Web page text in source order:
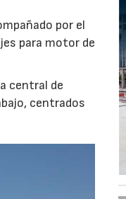
por el
para motor de
central de
centrados